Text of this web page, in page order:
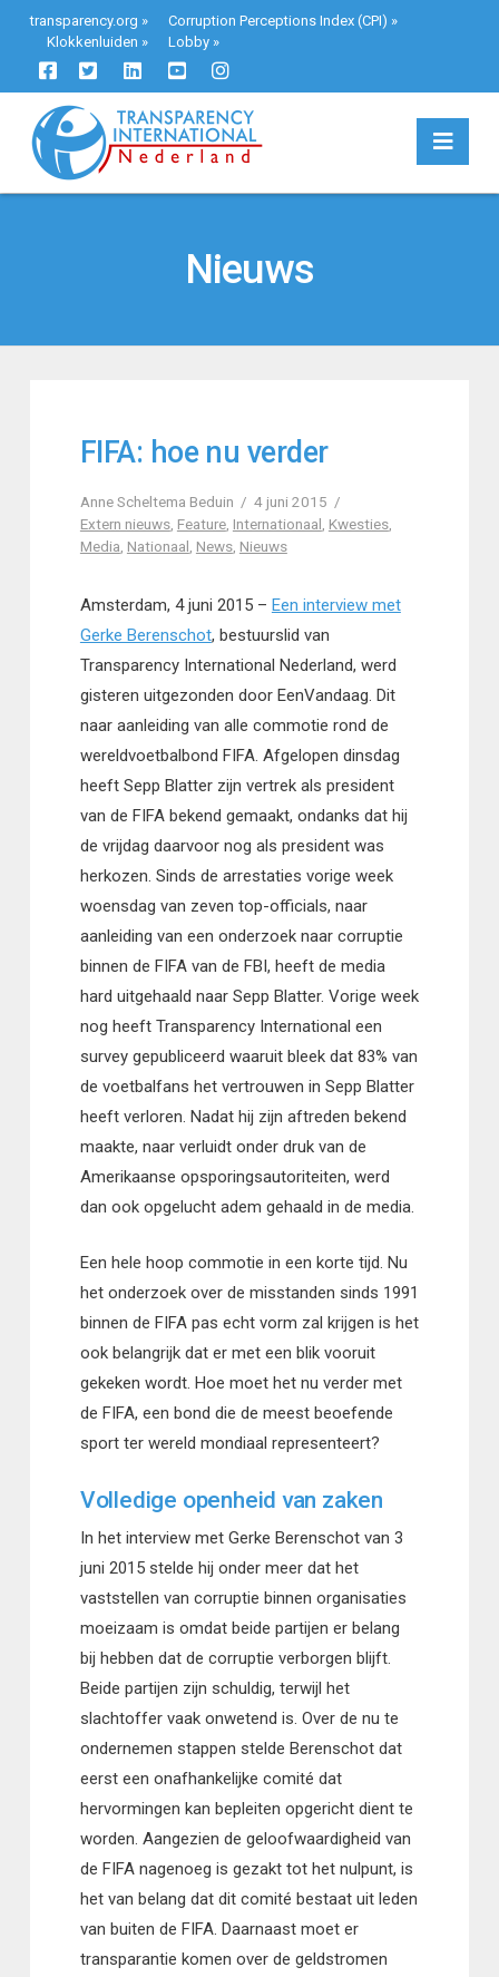
transparency.org » Corruption Perceptions Index (CPI) »
Klokkenluiden » Lobby»
Nieuws
FIFA: hoe nu verder
Anne Scheltema Beduin
4 juni 2015
Extern nieuws, Feature, Internationaal, Kwesties,
Media, Nationaal, News, Nieuws
Amsterdam, 4 juni 2015 – Een interview met
Gerke Berenschot, bestuurslid van
Transparency International Nederland, werd
gisteren uitgezonden door EenVandaag. Dit
naar aanleiding van alle commotie rond de
wereldvoetbalbond FIFA. Afgelopen dinsdag
heeft Sepp Blatter zijn vertrek als president
van de FIFA bekend gemaakt, ondanks dat hij
de vrijdag daarvoor nog als president was
herkozen. Sinds de arrestaties vorige week
woensdag van zeven top-officials, naar
aanleiding van een onderzoek naar corruptie
binnen de FIFA van de FBI, heeft de media
hard uitgehaald naar Sepp Blatter. Vorige week
nog heeft Transparency International een
survey gepubliceerd waaruit bleek dat 83% van
de voetbalfans het vertrouwen in Sepp Blatter
heeft verloren. Nadat hij zijn aftreden bekend
maakte, naar verluidt onder druk van de
Amerikaanse opsporingsautoriteiten, werd
dan ook opgelucht adem gehaald in de media.
Een hele hoop commotie in een korte tijd. Nu
het onderzoek over de misstanden sinds 1991
binnen de FIFA pas echt vorm zal krijgen is het
ook belangrijk dat er met een blik vooruit
gekeken wordt. Hoe moet het nu verder met
de FIFA, een bond die de meest beoefende
sport ter wereld mondiaal representeert?
Volledige openheid van zaken
In het interview met Gerke Berenschot van 3
juni 2015 stelde hij onder meer dat het
vaststellen van corruptie binnen organisaties
moeizaam is omdat beide partijen er belang
bij hebben dat de corruptie verborgen blijft.
Beide partijen zijn schuldig, terwijl het
slachtoffer vaak onwetend is. Over de nu te
ondernemen stappen stelde Berenschot dat
eerst een onafhankelijke comité dat
hervormingen kan bepleiten opgericht dient te
worden. Aangezien de geloofwaardigheid van
de FIFA nagenoeg is gezakt tot het nulpunt, is
het van belang dat dit comité bestaat uit leden
van buiten de FIFA. Daarnaast moet er
transparantie komen over de geldstromen